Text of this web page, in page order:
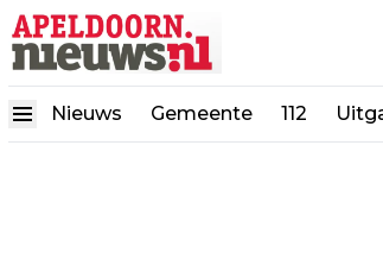
Nieuws Gemeente 112